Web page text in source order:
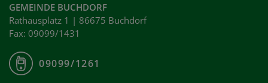
GEMEINDE BUCHDORF
Rathausplatz 1 | 86675 Buchdorf
Fax: 09099/1431
09099/1261